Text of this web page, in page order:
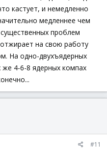
кастует, и немедленно
медленнее чем
проблем
на свою работу
На одно-двухъядерных
4-6-8 ядерных компах
#11